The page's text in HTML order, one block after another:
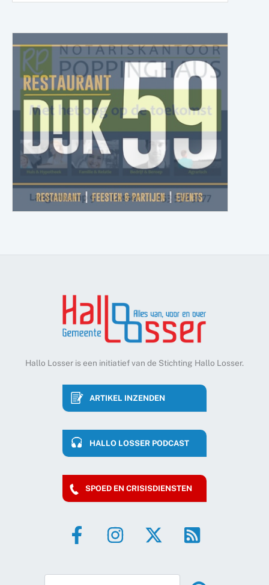
Hallo Losser is een initiatief van de Stichting Hallo Losser.
ARTIKEL INZENDEN
HALLO LOSSER PODCAST
SPOED EN CRISISDIENSTEN